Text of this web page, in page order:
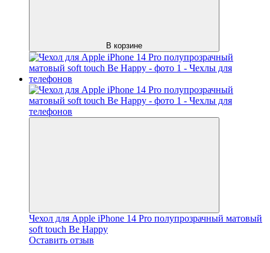
В корзине
Чехол для Apple iPhone 14 Pro полупрозрачный матовый
soft touch Be Happy
Оставить отзыв